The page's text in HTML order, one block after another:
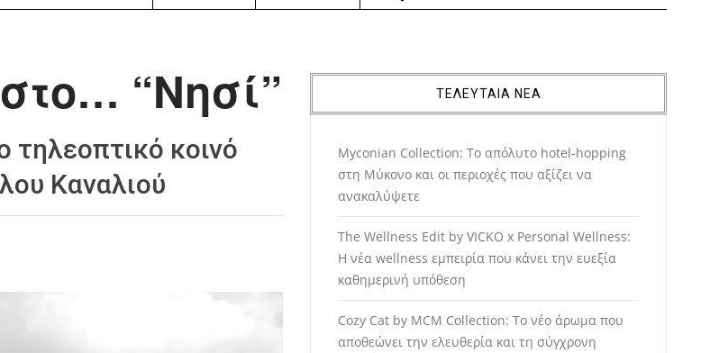
“Νησί”
κοινό
Καναλιού
ΤΕΛΕΥΤΑΙΑ ΝΕΑ
Myconian Collection: Το απόλυτο hotel-hopping
στη Μύκονο και οι περιοχές που αξίζει να
ανακαλύψετε
The Wellness Edit by VICKO x Personal Wellness:
Η νέα wellness εμπειρία που κάνει την ευεξία
καθημερινή υπόθεση
Cozy Cat by MCM Collection: Το νέο άρωμα που
αποθεώνει την ελευθερία και τη σύγχρονη